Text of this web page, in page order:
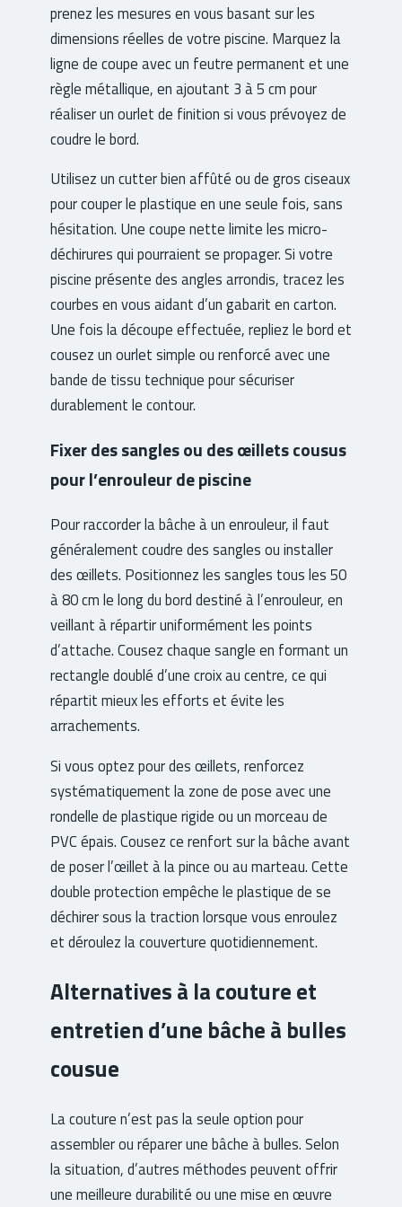
prenez les mesures en vous basant sur les
dimensions réelles de votre piscine. Marquez la
ligne de coupe avec un feutre permanent et une
règle métallique, en ajoutant 3 à 5 cm pour
réaliser un ourlet de finition si vous prévoyez de
coudre le bord.
Utilisez un cutter bien affûté ou de gros ciseaux
pour couper le plastique en une seule fois, sans
hésitation. Une coupe nette limite les micro-
déchirures qui pourraient se propager. Si votre
piscine présente des angles arrondis, tracez les
courbes en vous aidant d’un gabarit en carton.
Une fois la découpe effectuée, repliez le bord et
cousez un ourlet simple ou renforcé avec une
bande de tissu technique pour sécuriser
durablement le contour.
Fixer des sangles ou des œillets cousus
pour l’enrouleur de piscine
Pour raccorder la bâche à un enrouleur, il faut
généralement coudre des sangles ou installer
des œillets. Positionnez les sangles tous les 50
à 80 cm le long du bord destiné à l’enrouleur, en
veillant à répartir uniformément les points
d’attache. Cousez chaque sangle en formant un
rectangle doublé d’une croix au centre, ce qui
répartit mieux les efforts et évite les
arrachements.
Si vous optez pour des œillets, renforcez
systématiquement la zone de pose avec une
rondelle de plastique rigide ou un morceau de
PVC épais. Cousez ce renfort sur la bâche avant
de poser l’œillet à la pince ou au marteau. Cette
double protection empêche le plastique de se
déchirer sous la traction lorsque vous enroulez
et déroulez la couverture quotidiennement.
Alternatives à la couture et
entretien d’une bâche à bulles
cousue
La couture n’est pas la seule option pour
assembler ou réparer une bâche à bulles. Selon
la situation, d’autres méthodes peuvent offrir
une meilleure durabilité ou une mise en œuvre